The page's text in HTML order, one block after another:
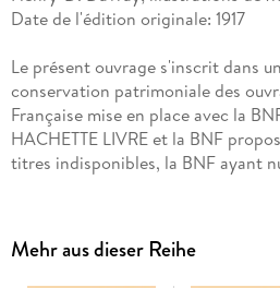
Date de l'édition originale: 1917
Le présent ouvrage s'inscrit dans
conservation patrimoniale des
Française mise en place avec la
HACHETTE LIVRE et la BNF
titres indisponibles, la BNF ayant
jugés condamnables.
Ils n'en appartiennent pas moins
Mehr aus dieser Reihe